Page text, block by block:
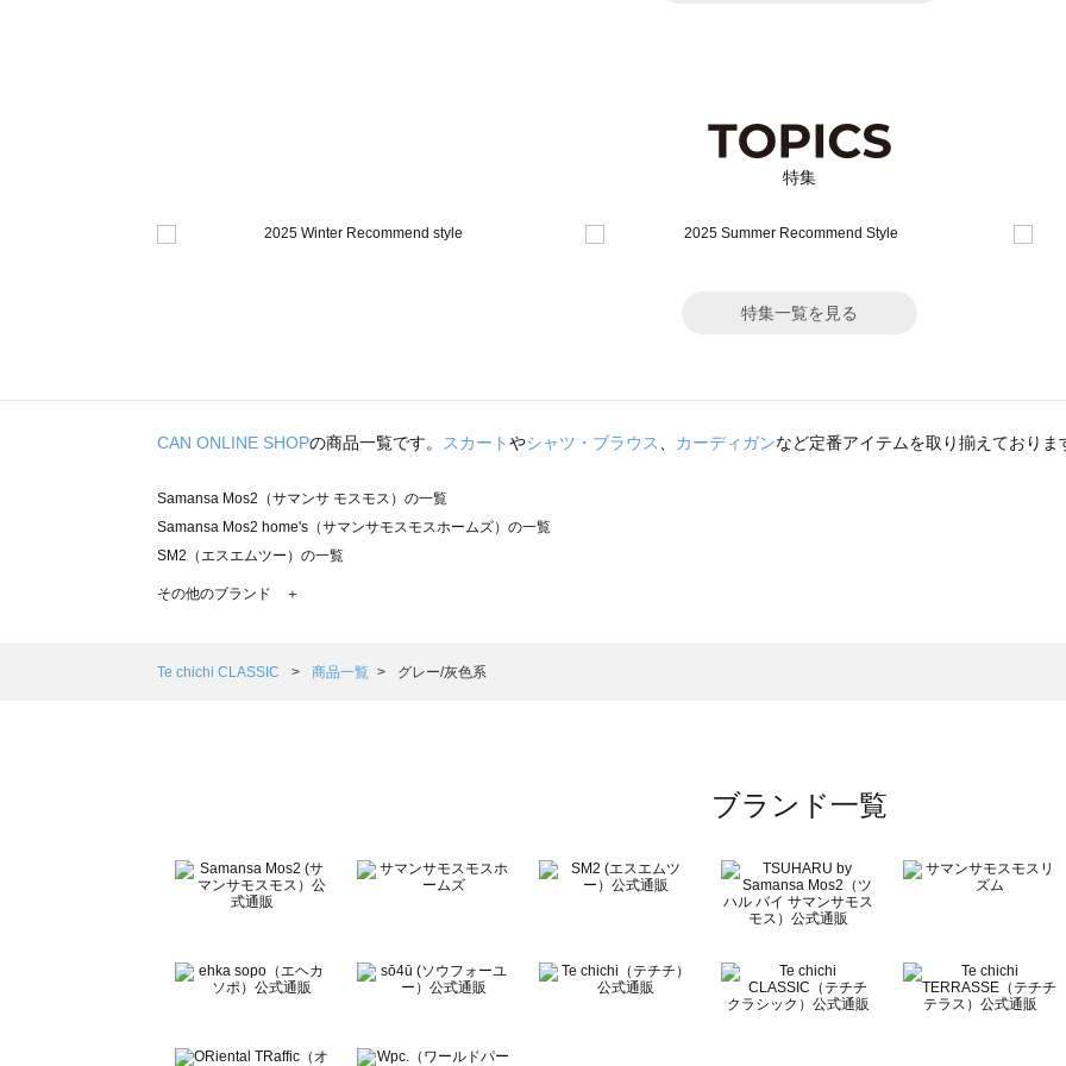
特集
特集一覧を見る
CAN ONLINE SHOPの商品一覧です。 スカートやシャツ・ブラウス、 カーディガンなど定番アイテムを取り揃えておりま
Samansa Mos2（サマンサ モスモス）の一覧
Samansa Mos2 home's（サマンサモスモスホームズ）の一覧
SM2（エスエムツー）の一覧
TSUHARU by Samansa Mos2（ツハルバイサマンサモスモス）の一覧
Samansa Mos2 Lagom（サマンサモスモス ラーゴム）の一覧
BETTY'S BLUE（べティーズブルー）の一覧
Wpc.（ワールドパーティー）の一覧
その他のブランド ＋
Te chichi CLASSIC 商品一覧 グレー/灰色系
ブランド一覧